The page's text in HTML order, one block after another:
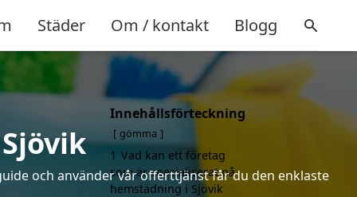
Städer Om / kontakt Blogg
och använder vår offerttjänst får du den enklaste
Innehållsförteckning
gömma
1 Vad kan ett företag
som är specialiserat på
hemstädning i Sjövik